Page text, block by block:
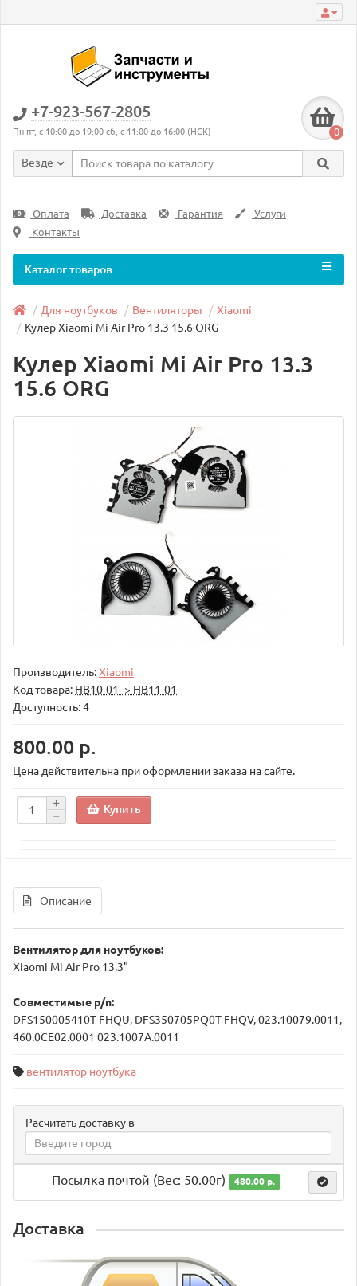
+7-923-567-2805
Пн-пт, с 10:00 до 19:00 сб, с 11:00 до 16:00 (НСК) 0
Везде
Оплата Доставка Гарантия
Услуги
Контакты
Каталог товаров
Для ноутбуков Вентиляторы
Xiaomi
Кулер Xiaomi Mi Air Pro 13.3 15.6 ORG
Кулер Xiaomi Mi Air Pro 13.3
15.6 ORG
Производитель:Xiaomi
Код товара: НВ10-01 -> НВ11-01
Доступность: 4
800.00 р.
Цена действительна при оформлении заказа на сайте.
Купить
Описание
Вентилятор для ноутбуков:
Xiaomi Mi Air Pro 13.3"
Совместимые p/n:
DFS150005410T FHQU, DFS350705PQ0T FHQV, 023.10079.0011,
460.0CE02.0001 023.1007A.0011
вентилятор ноутбука
Расчитать доставку в
Посылка почтой (Вес: 50.00г) 480.00 р.
Доставка